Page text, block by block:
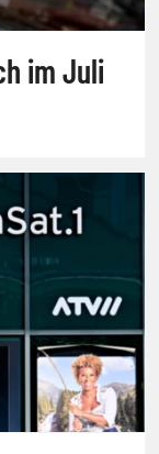
im Juli